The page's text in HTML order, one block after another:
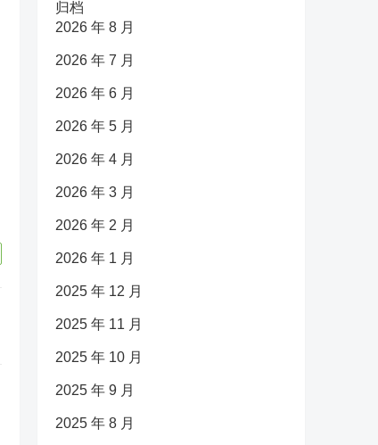
归档
2026 年 8 月
2026 年 7 月
2026 年 6 月
2026 年 5 月
2026 年 4 月
2026 年 3 月
2026 年 2 月
2026 年 1 月
2025 年 12 月
2025 年 11 月
2025 年 10 月
2025 年 9 月
2025 年 8 月